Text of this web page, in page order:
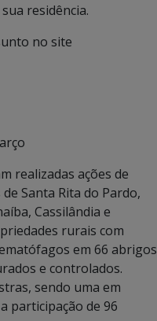
residência.
no site
realizadas ações de
Santa Rita do Pardo,
Cassilândia e
rurais com
em 66 abrigos
e controlados.
sendo uma em
participação de 96